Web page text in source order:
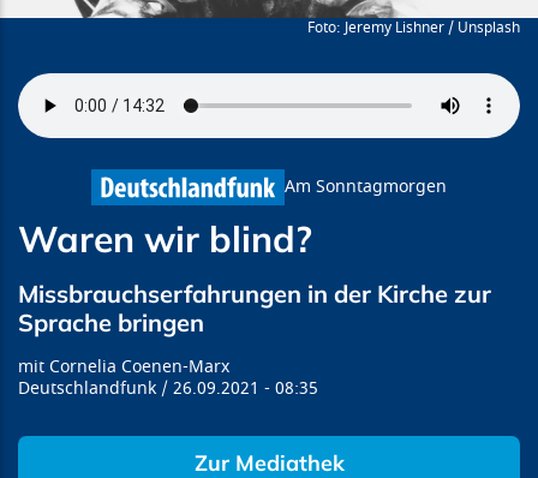
Jeremy Lishner / Unsplash
Am Sonntagmorgen
Waren wir blind?
Missbrauchserfahrungen in der Kirche zur
Sprache bringen
Cornelia Coenen-Marx
Deutschlandfunk
26.09.2021 08:35
Zur Mediathek